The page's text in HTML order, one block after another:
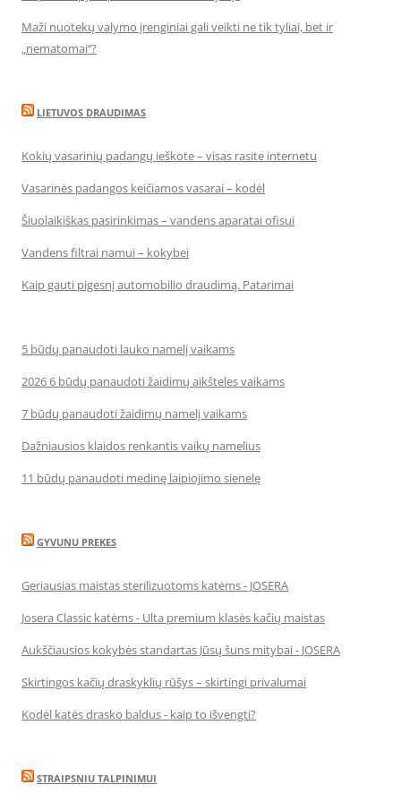
Maži nuotekų valymo įrenginiai gali veikti ne tik tyliai, bet ir
„nematomai‘‘?
LIETUVOS DRAUDIMAS
Kokių vasarinių padangų ieškote – visas rasite internetu
Vasarinės padangos keičiamos vasarai – kodėl
Šiuolaikiškas pasirinkimas – vandens aparatai ofisui
Vandens filtrai namui – kokybei
Kaip gauti pigesnį automobilio draudimą. Patarimai
5 būdų panaudoti lauko namelį vaikams
2026 6 būdų panaudoti žaidimų aikšteles vaikams
7 būdų panaudoti žaidimų namelį vaikams
Dažniausios klaidos renkantis vaikų namelius
11 būdų panaudoti medinę laipiojimo sienelę
GYVUNU PREKES
Geriausias maistas sterilizuotoms katėms - JOSERA
Josera Classic katėms - Ulta premium klasės kačių maistas
Aukščiausios kokybės standartas Jūsų šuns mitybai - JOSERA
Skirtingos kačių draskyklių rūšys – skirtingi privalumai
Kodėl katės drasko baldus - kaip to išvengti?
STRAIPSNIU TALPINIMUI